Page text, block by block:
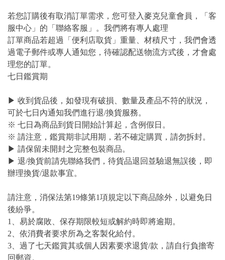
若您訂購後有取消訂單需求，您可登入麥克兒童會員，「客
服中心」的「聯絡客服」。我們將有專人處理
訂單商品若超過「便利店取貨」重量、材積尺寸，我們會透
過電子郵件或專人通知您，待確認配送物流方式後，才會處
理您的訂單。
七日鑑賞期
▶ 收到貨品後，如發現有破損、數量及產品不符的狀況，
可於七日內通知我們進行退/換貨服務。
※ 七日為商品到貨日開始計算起，含例假日。
※ 請注意，鑑賞期非試用期，若不確定購買，請勿拆封。
▶ 請保留未開封之完整包裝商品。
▶ 退/換貨前請先聯絡我們，待貨品退回並驗退無誤後，即
辦理換貨/退款事宜。
請注意，消保法第19條第1項規定以下商品除外，以避免日
後紛爭。
1、易於腐敗、保存期限較短或解約時即將逾期。
2、依消費者要求所為之客製化給付。
3、過了七天鑑賞其或個人因素要求退貨/款，請自行負擔寄
回郵資。